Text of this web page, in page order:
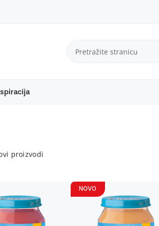
proizvodi
NOVO